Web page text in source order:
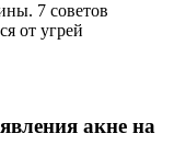
7 советов
от угрей
акне на